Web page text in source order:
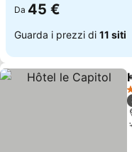
Da 45 €
Guarda i prezzi di 11 siti